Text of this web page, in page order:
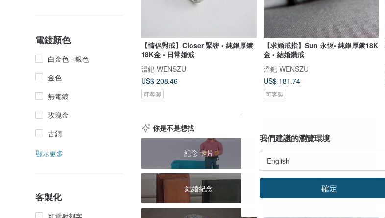
電鍍顏色
白金色・銀色
金色
無電鍍
玫瑰金
古銅
顯示更多
客製化
可雷射刻字
【情侶對戒】Closer 緊密 • 純銀厚鍍
18K金 • 日常婚戒
溫釲 WENSZU
US$ 208.46
可客製
【求婚戒指】Sun 永恆• 純銀厚鍍18K
金 • 結婚鑽戒
溫釲 WENSZU
US$ 181.74
可客製
你是不是想找
紀念 卡片
結婚紀念
我們建議的瀏覽環境
確定